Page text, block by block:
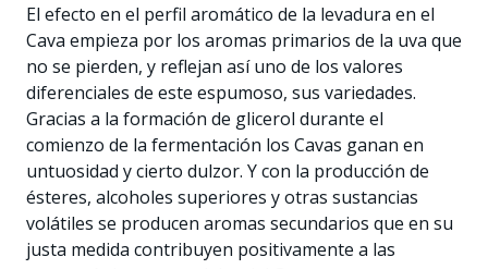
El efecto en el perfil aromático de la levadura en el
Cava empieza por los aromas primarios de la uva que
no se pierden, y reflejan así uno de los valores
diferenciales de este espumoso, sus variedades.
Gracias a la formación de glicerol durante el
comienzo de la fermentación los Cavas ganan en
untuosidad y cierto dulzor. Y con la producción de
ésteres, alcoholes superiores y otras sustancias
volátiles se producen aromas secundarios que en su
justa medida contribuyen positivamente a las